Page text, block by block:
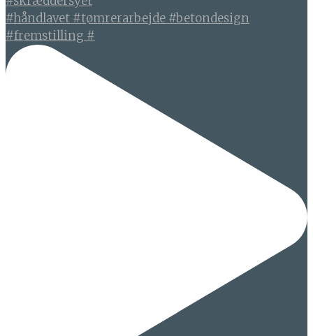
#håndlavet #tømrerarbejde #betondesign
#fremstilling #